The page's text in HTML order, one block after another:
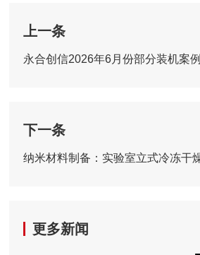
上一条
永合创信2026年6月份部分装机案例
下一条
更多新闻